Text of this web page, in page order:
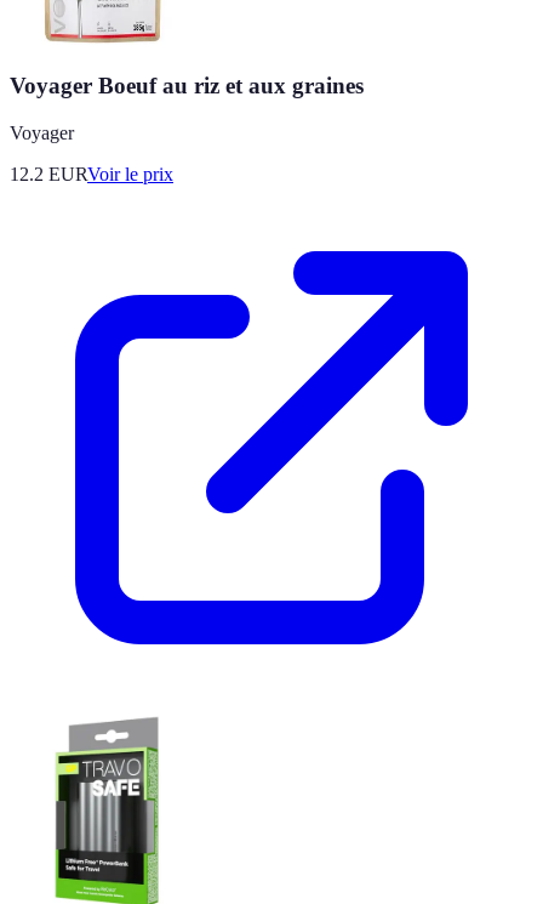
Voyager Boeuf au riz et aux graines
Voyager
12.2 EURVoir le prix